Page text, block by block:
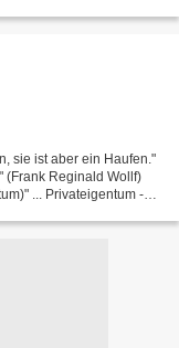
sie ist aber ein Haufen."
(Frank Reginald Wollf)
... Privateigentum -